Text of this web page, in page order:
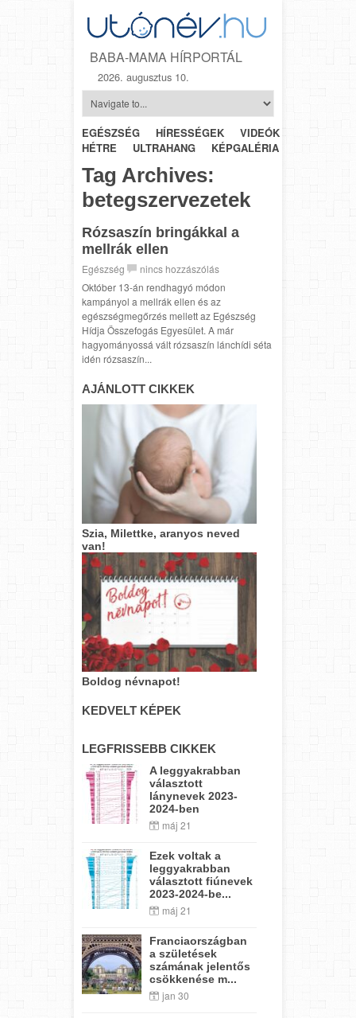
BABA-MAMA HÍRPORTÁL
2026. augusztus 10.
EGÉSZSÉG HÍRESSÉGEK VIDEÓK
HÉTRŐL-
HÉTRE
ULTRAHANG KÉPGALÉRIA
Tag Archives:
betegszervezetek
Rózsaszín bringákkal a
mellrák ellen
Egészség
nincs hozzászólás
Október 13-án rendhagyó módon
kampányol a mellrák ellen és az
egészségmegőrzés mellett az Egészség
Hídja Összefogás Egyesület. A már
hagyományossá vált rózsaszín lánchídi séta
idén rózsaszín...
AJÁNLOTT CIKKEK
Szia, Milettke, aranyos neved
van!
Boldog névnapot!
KEDVELT KÉPEK
LEGFRISSEBB CIKKEK
A leggyakrabban
választott
lánynevek 2023-
2024-ben
máj 21
Ezek voltak a
leggyakrabban
választott fiúnevek
2023-2024-be...
máj 21
Franciaországban
a születések
számának jelentős
csökkenése m...
jan 30